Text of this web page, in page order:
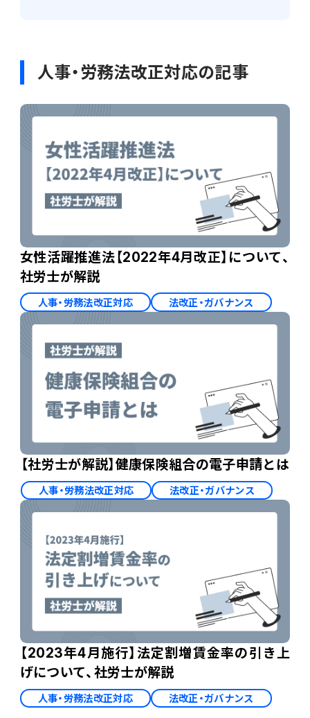
人事・労務法改正対応の記事
女性活躍推進法【2022年4月改正】について、
社労士が解説
人事・労務法改正対応 法改正・ガバナンス
【社労士が解説】健康保険組合の電子申請とは
人事・労務法改正対応 法改正・ガバナンス
【2023年4月施行】法定割増賃金率の引き上
げについて、社労士が解説
人事・労務法改正対応 法改正・ガバナンス